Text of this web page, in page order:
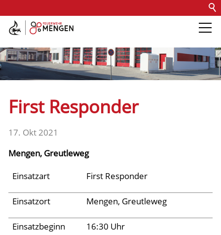
Kontakt Impressum
Barrierefreiheit
Die Feuerwehr
Fachdienste
Fahrzeuge
Einsätze
First Responder
17. Okt 2021
Mengen, Greutleweg
Einsatzart
First Responder
Einsatzort Mengen, Greutleweg
Einsatzbeginn 16:30 Uhr